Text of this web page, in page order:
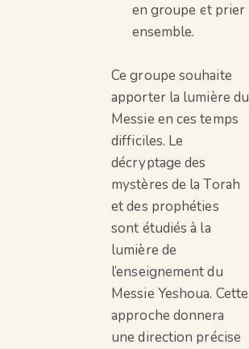
en groupe et prier
ensemble.
Ce groupe souhaite
apporter la lumière du
Messie en ces temps
difficiles. Le
décryptage des
mystères de la Torah
et des prophéties
sont étudiés à la
lumière de
l’enseignement du
Messie Yeshoua. Cette
approche donnera
une direction précise